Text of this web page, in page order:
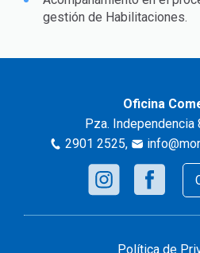
gestión de Habilitaciones.
Oficina
Pza. Independencia
2901 2525,
Política de